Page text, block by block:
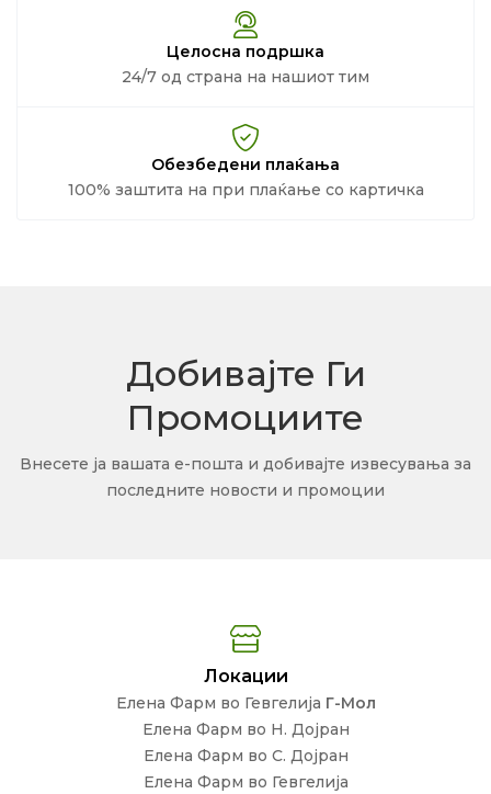
Целосна подршка
24/7 од страна на нашиот тим
Обезбедени плаќања
100% заштита на при плаќање со картичка
Добивајте Ги
Промоциите
Внесете ја вашата е-пошта и добивајте извесувања за
последните новости и промоции
Локации
Елена Фарм во Гевгелија Г-Мол
Елена Фарм во Н. Дојран
Елена Фарм во С. Дојран
Елена Фарм во Гевгелија